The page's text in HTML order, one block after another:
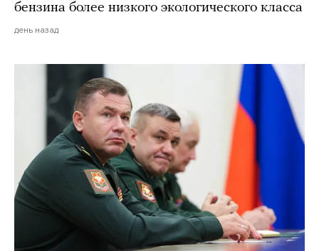
бензина более низкого экологического класса
день назад